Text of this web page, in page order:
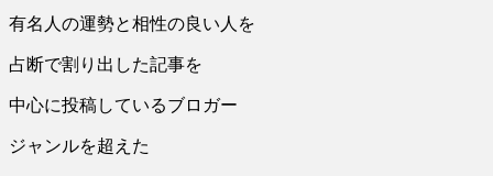
有名人の運勢と相性の良い人を
占断で割り出した記事を
中心に投稿しているブロガー
ジャンルを超えた